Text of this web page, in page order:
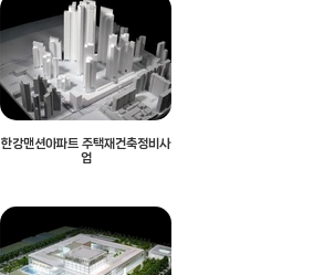
한강맨션아파트 주택재건축정비사
업